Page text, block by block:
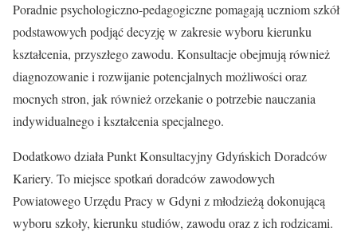
Poradnie psychologiczno-pedagogiczne pomagają uczniom szkół
podstawowych podjąć decyzję w zakresie wyboru kierunku
kształcenia, przyszłego zawodu. Konsultacje obejmują również
diagnozowanie i rozwijanie potencjalnych możliwości oraz
mocnych stron, jak również orzekanie o potrzebie nauczania
indywidualnego i kształcenia specjalnego.
Dodatkowo działa Punkt Konsultacyjny Gdyńskich Doradców
Kariery. To miejsce spotkań doradców zawodowych
Powiatowego Urzędu Pracy w Gdyni z młodzieżą dokonującą
wyboru szkoły, kierunku studiów, zawodu oraz z ich rodzicami.